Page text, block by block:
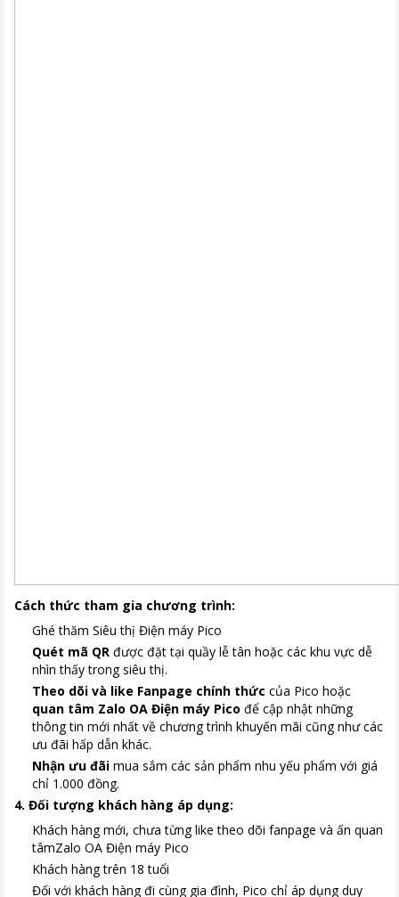
Cách thức tham gia chương trình:
Ghé thăm Siêu thị Điện máy Pico
Quét mã QR được đặt tại quầy lễ tân hoặc các khu vực dễ
nhìn thấy trong siêu thị.
Theo dõi và like Fanpage chính thức của Pico hoặc
quan tâm Zalo OA Điện máy Pico để cập nhật những
thông tin mới nhất về chương trình khuyến mãi cũng như các
ưu đãi hấp dẫn khác.
Nhận ưu đãi mua sắm các sản phẩm nhu yếu phẩm với giá
chỉ 1.000 đồng.
4. Đối tượng khách hàng áp dụng:
Khách hàng mới, chưa từng like theo dõi fanpage và ấn quan
tâmZalo OA Điện máy Pico
Khách hàng trên 18 tuổi
Đối với khách hàng đi cùng gia đình, Pico chỉ áp dụng duy